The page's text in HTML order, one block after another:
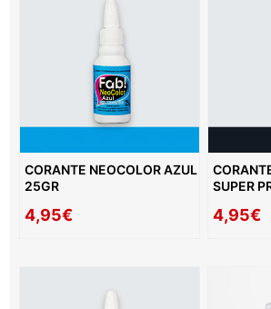
CORANTE NEOCOLOR AZUL
25GR
4,95€
SUPER
4,95€